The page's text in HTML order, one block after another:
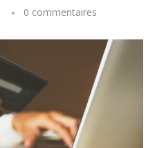
0 commentaires